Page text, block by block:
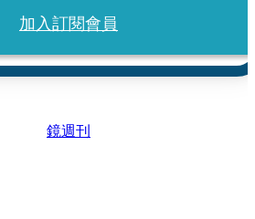
加入訂閱會員
鏡週刊